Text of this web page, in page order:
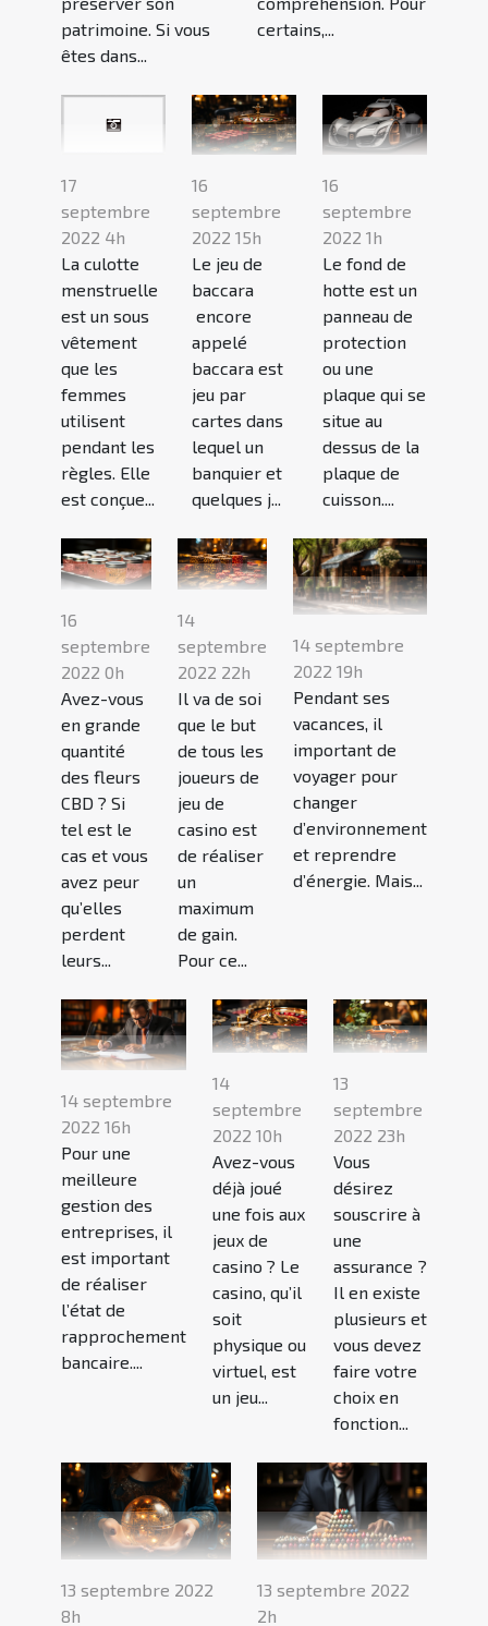
patrimoine. Si vous
êtes dans...
certains,...
17
septembre
2022 4h
La culotte
menstruelle
est un sous
vêtement
que les
femmes
utilisent
pendant les
règles. Elle
est conçue...
16
septembre
2022 15h
Le jeu de
baccara
encore
appelé
baccara est
jeu par
cartes dans
lequel un
banquier et
quelques j...
16
septembre
2022 1h
Le fond de
hotte est un
panneau de
protection
ou une
plaque qui se
situe au
dessus de la
plaque de
cuisson....
16
septembre
2022 0h
Avez-vous
en grande
quantité
des fleurs
CBD ? Si
tel est le
cas et vous
avez peur
qu’elles
perdent
leurs...
14
septembre
2022 22h
Il va de soi
que le but
de tous les
joueurs de
jeu de
casino est
de réaliser
un
maximum
de gain.
Pour ce...
14 septembre
2022 19h
Pendant ses
vacances, il
important de
voyager pour
changer
d’environnement
et reprendre
d’énergie. Mais...
14 septembre
2022 16h
Pour une
meilleure
gestion des
entreprises, il
est important
de réaliser
l’état de
rapprochement
bancaire....
14
septembre
2022 10h
Avez-vous
déjà joué
une fois aux
jeux de
casino ? Le
casino, qu’il
soit
physique ou
virtuel, est
un jeu...
13
septembre
2022 23h
Vous
désirez
souscrire à
une
assurance ?
Il en existe
plusieurs et
vous devez
faire votre
choix en
fonction...
13 septembre 2022
8h
13 septembre 2022
2h